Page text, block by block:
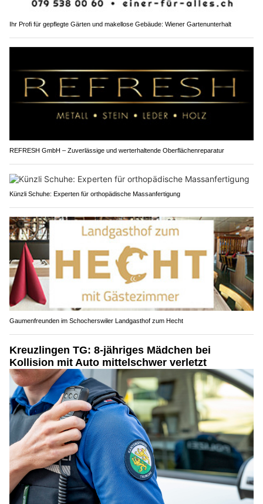
Ihr Profi für gepflegte Gärten und makellose Gebäude: Wiener Gartenunterhalt
REFRESH GmbH – Zuverlässige und werterhaltende Oberflächenreparatur
Künzli Schuhe: Experten für orthopädische Massanfertigung
Gaumenfreunden im Schocherswiler Landgasthof zum Hecht
Kreuzlingen TG: 8-jähriges Mädchen bei
Kollision mit Auto mittelschwer verletzt